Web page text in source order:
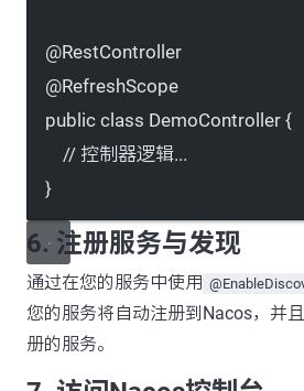
@RestController
@RefreshScope
public class DemoController {
// 控制器逻辑...
}
6. 注册服务与发现
通过在您的服务中使用
您的服务将自动注册到Nacos，并
册的服务。